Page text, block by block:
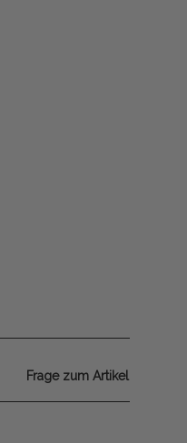
Frage zum Artikel